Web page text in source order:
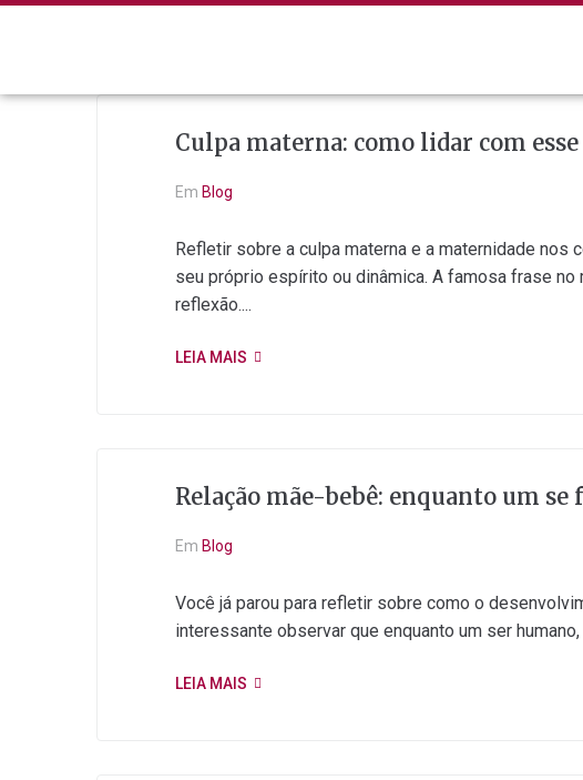
Culpa materna: como lidar com
Em Blog
Refletir sobre a culpa materna e a maternidade nos
seu próprio espírito ou dinâmica. A famosa frase no
reflexão....
LEIA MAIS
Relação mãe-bebê: enquanto um
Em Blog
Você já parou para refletir sobre como o
interessante observar que enquanto um ser
LEIA MAIS